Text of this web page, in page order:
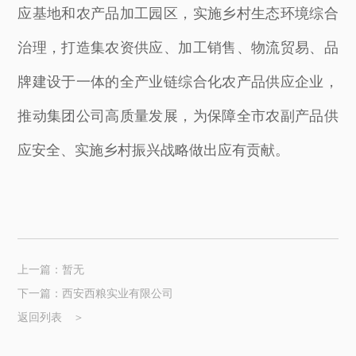
应基地和农产品加工园区，实施乡村生态环境综合
治理，打造集农资供应、加工销售、物流贸易、品
牌建设于一体的全产业链综合化农产品供应企业，
推动集团公司高质量发展，为保障全市农副产品供
应安全、实施乡村振兴战略做出应有贡献。
上一篇：暂无
下一篇：西安西粮实业有限公司
返回列表 ＞